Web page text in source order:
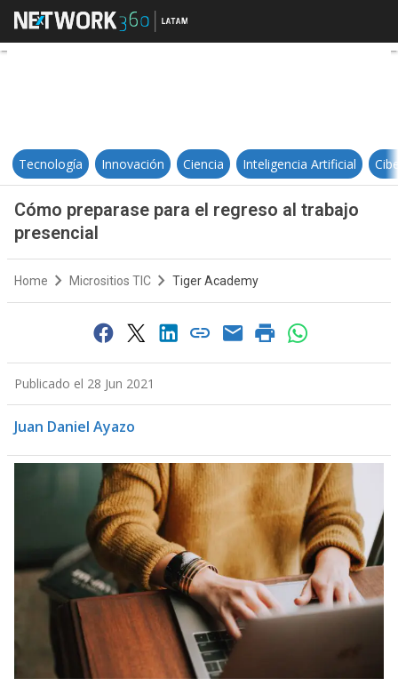
Cómo preparase para el regreso
Tecnología Innovación Ciencia Inteligencia Artificial
Cómo preparase para el regreso al trabajo
presencial
Home Micrositios TIC Tiger Academy
Publicado el 28 Jun 2021
Juan Daniel Ayazo